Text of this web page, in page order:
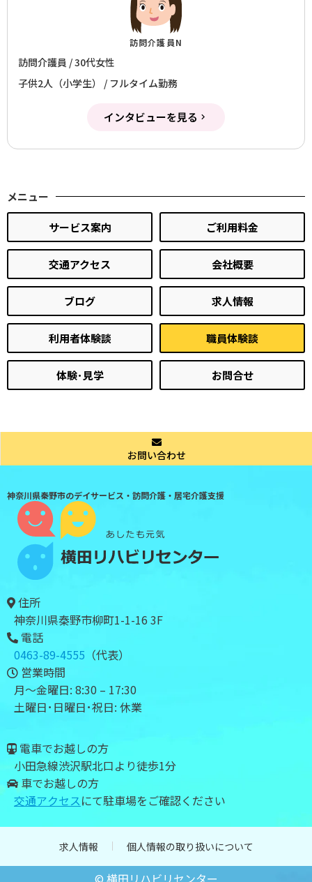
訪問介護員N
訪問介護員 / 30代女性
子供2人（小学生） / フルタイム勤務
インタビューを見る
メニュー
サービス案内 ご利用料金
交通アクセス 会社概要
ブログ 求人情報
利用者体験談 職員体験談
体験･見学 お問合せ
お問い合わせ
神奈川県秦野市のデイサービス・訪問介護・居宅介護支援
住所
神奈川県秦野市柳町1-1-16 3F
電話
0463-89-4555 （代表）
営業時間
月～金曜日: 8:30 – 17:30
土曜日･日曜日･祝日: 休業
電車でお越しの方
小田急線渋沢駅北口より徒歩1分
車でお越しの方
交通アクセスにて駐車場をご確認ください
求人情報 個人情報の取り扱いについて
© 横田リハビリセンター